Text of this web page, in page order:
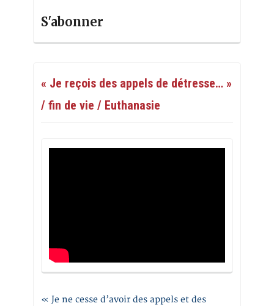
S'abonner
« Je reçois des appels de détresse… »
/ fin de vie / Euthanasie
« Je ne cesse d’avoir des appels et des